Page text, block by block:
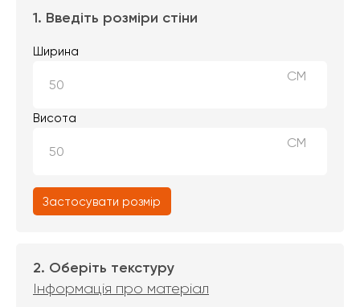
1. Введіть розміри стіни
Ширина
СМ
Висота
СМ
Застосувати розмір
2. Оберіть текстуру
Інформація про матеріал